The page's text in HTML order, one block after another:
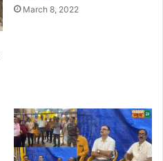
March 8, 2022